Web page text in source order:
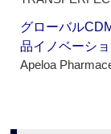
グローバル
品イノベーシ
Apeloa